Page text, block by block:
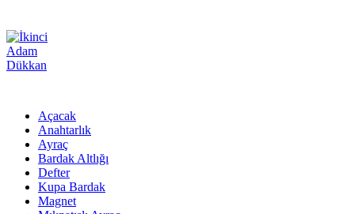
Açacak
Anahtarlık
Ayraç
Bardak Altlığı
Defter
Kupa Bardak
Magnet